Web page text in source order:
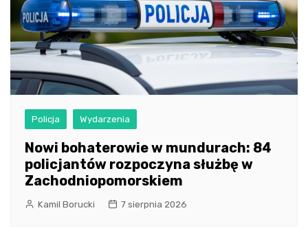
Policja Wydarzenia
Nowi bohaterowie w mundurach: 84
policjantów rozpoczyna służbę w
Zachodniopomorskiem
Kamil Borucki 7 sierpnia 2026